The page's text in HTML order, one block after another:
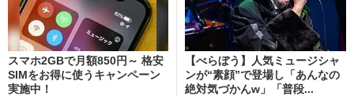
スマホ2GBで月額850円～ 格安
SIMをお得に使うキャンペーン
実施中！
【べらぼう】人気ミュージシャ
ンが“素顔”で登場し「あんなの
絶対気づかんw」「普段...